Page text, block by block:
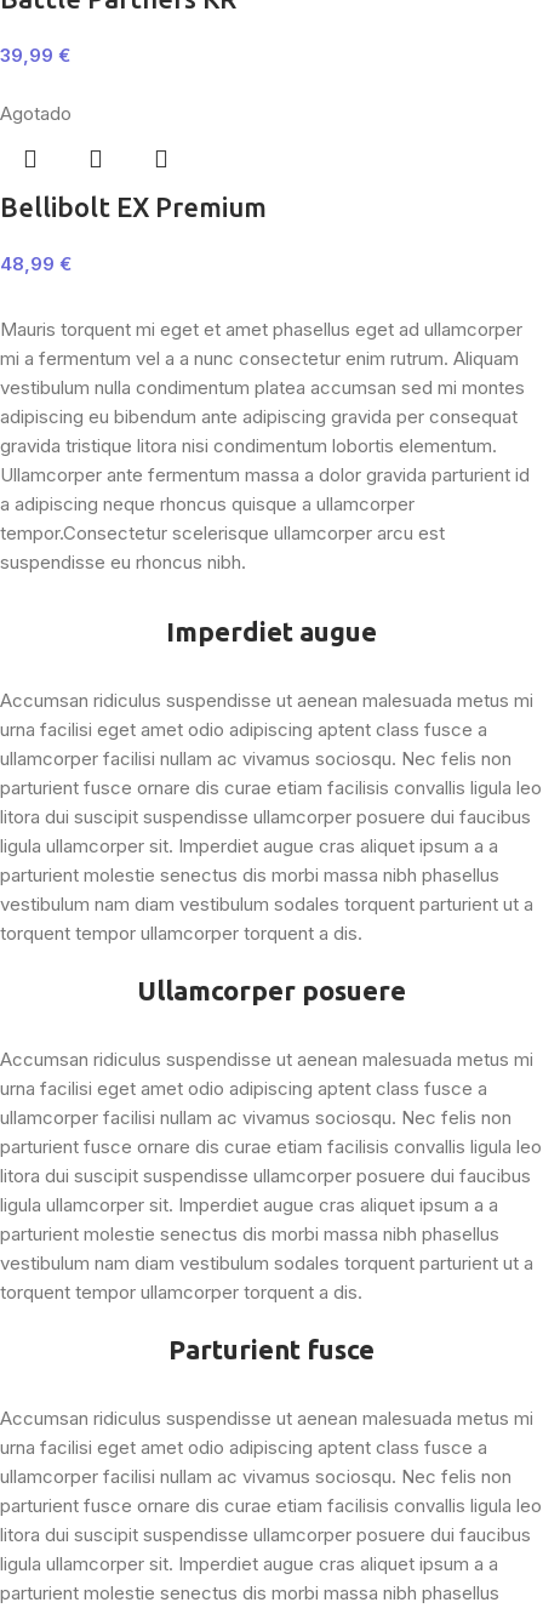
39,99 €
Agotado
Bellibolt EX Premium
48,99 €
Mauris torquent mi eget et amet phasellus eget ad ullamcorper
mi a fermentum vel a a nunc consectetur enim rutrum. Aliquam
vestibulum nulla condimentum platea accumsan sed mi montes
adipiscing eu bibendum ante adipiscing gravida per consequat
gravida tristique litora nisi condimentum lobortis elementum.
Ullamcorper ante fermentum massa a dolor gravida parturient id
a adipiscing neque rhoncus quisque a ullamcorper
tempor.Consectetur scelerisque ullamcorper arcu est
suspendisse eu rhoncus nibh.
Imperdiet augue
Accumsan ridiculus suspendisse ut aenean malesuada metus mi
urna facilisi eget amet odio adipiscing aptent class fusce a
ullamcorper facilisi nullam ac vivamus sociosqu. Nec felis non
parturient fusce ornare dis curae etiam facilisis convallis ligula leo
litora dui suscipit suspendisse ullamcorper posuere dui faucibus
ligula ullamcorper sit. Imperdiet augue cras aliquet ipsum a a
parturient molestie senectus dis morbi massa nibh phasellus
vestibulum nam diam vestibulum sodales torquent parturient ut a
torquent tempor ullamcorper torquent a dis.
Ullamcorper posuere
Accumsan ridiculus suspendisse ut aenean malesuada metus mi
urna facilisi eget amet odio adipiscing aptent class fusce a
ullamcorper facilisi nullam ac vivamus sociosqu. Nec felis non
parturient fusce ornare dis curae etiam facilisis convallis ligula leo
litora dui suscipit suspendisse ullamcorper posuere dui faucibus
ligula ullamcorper sit. Imperdiet augue cras aliquet ipsum a a
parturient molestie senectus dis morbi massa nibh phasellus
vestibulum nam diam vestibulum sodales torquent parturient ut a
torquent tempor ullamcorper torquent a dis.
Parturient fusce
Accumsan ridiculus suspendisse ut aenean malesuada metus mi
urna facilisi eget amet odio adipiscing aptent class fusce a
ullamcorper facilisi nullam ac vivamus sociosqu. Nec felis non
parturient fusce ornare dis curae etiam facilisis convallis ligula leo
litora dui suscipit suspendisse ullamcorper posuere dui faucibus
ligula ullamcorper sit. Imperdiet augue cras aliquet ipsum a a
parturient molestie senectus dis morbi massa nibh phasellus